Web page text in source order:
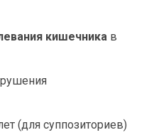
кишечника в
(для суппозиториев)